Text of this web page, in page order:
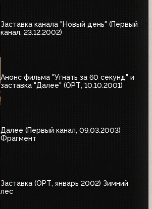
Заставка канала "Новый день" (Первый
канал, 23.12.2002)
Анонс фильма "Угнать за 60 секунд" и
заставка "Далее" (ОРТ, 10.10.2001)
Далее (Первый канал, 09.03.2003)
Фрагмент
Заставка (ОРТ, январь 2002) Зимний
лес